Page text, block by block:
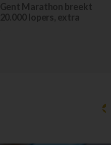
Marathon breekt
lopers, extra